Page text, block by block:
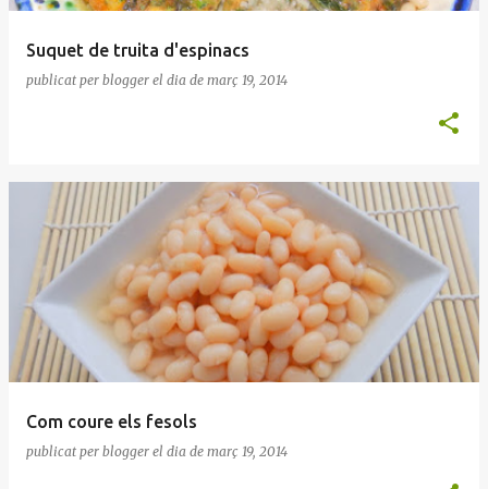
Suquet de truita d'espinacs
publicat per blogger el dia de març 19, 2014
Com coure els fesols
publicat per blogger el dia de març 19, 2014